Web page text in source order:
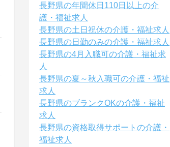
長野県の年間休日110日以上の介
護・福祉求人
長野県の土日祝休の介護・福祉求人
長野県の日勤のみの介護・福祉求人
長野県の4月入職可の介護・福祉求
人
長野県の夏～秋入職可の介護・福祉
求人
長野県のブランクOKの介護・福祉
求人
長野県の資格取得サポートの介護・
福祉求人